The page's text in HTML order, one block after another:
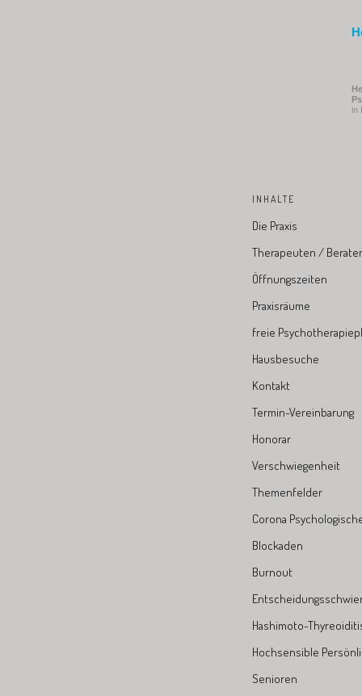
in
INHALTE
Die Praxis
Therapeuten / Berater
Öffnungszeiten
Praxisräume
freie
Hausbesuche
Kontakt
Termin-Vereinbarung
Honorar
Verschwiegenheit
Themenfelder
Corona
Blockaden
Burnout
Hashimoto-
Hochsensible
Senioren